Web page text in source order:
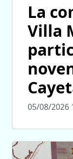
La
Villa
05/08/2026